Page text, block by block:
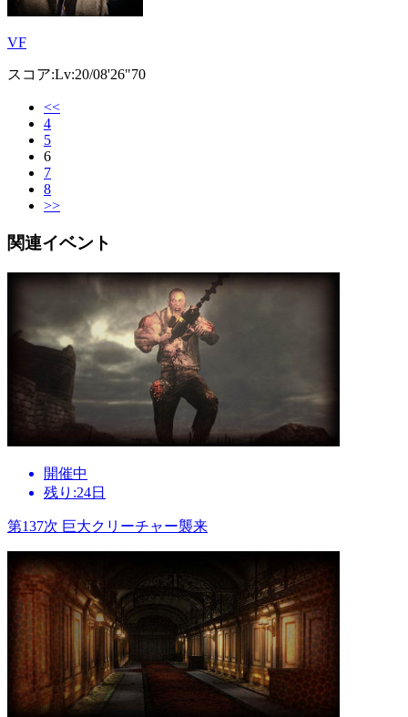
VF
スコア:Lv:20/08'26"70
<<
4
5
6
7
8
>>
関連イベント
開催中
残り:24日
第137次 巨大クリーチャー襲来